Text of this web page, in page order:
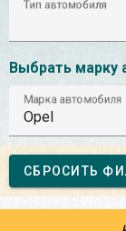
Тип автомобиля
Выбрать марку
Марка автомобиля
Opel
СБРОСИТЬ